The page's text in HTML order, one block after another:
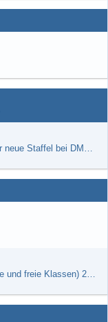
Die Modellbauer - Das Duell | Bewerbung für neue Staffel bei DMAX *Werbung*
Race Night in Lauba (LRP Offroad Challenge und freie Klassen) 25/26.08